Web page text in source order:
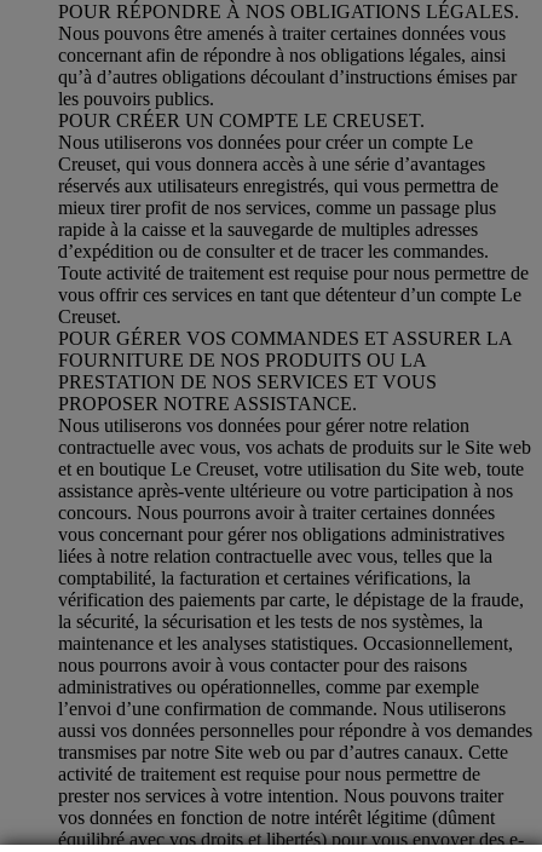
POUR RÉPONDRE À NOS OBLIGATIONS LÉGALES.
Nous pouvons être amenés à traiter certaines données vous
concernant afin de répondre à nos obligations légales, ainsi
qu’à d’autres obligations découlant d’instructions émises par
les pouvoirs publics.
POUR CRÉER UN COMPTE LE CREUSET.
Nous utiliserons vos données pour créer un compte Le
Creuset, qui vous donnera accès à une série d’avantages
réservés aux utilisateurs enregistrés, qui vous permettra de
mieux tirer profit de nos services, comme un passage plus
rapide à la caisse et la sauvegarde de multiples adresses
d’expédition ou de consulter et de tracer les commandes.
Toute activité de traitement est requise pour nous permettre de
vous offrir ces services en tant que détenteur d’un compte Le
Creuset.
POUR GÉRER VOS COMMANDES ET ASSURER LA
FOURNITURE DE NOS PRODUITS OU LA
PRESTATION DE NOS SERVICES ET VOUS
PROPOSER NOTRE ASSISTANCE.
Nous utiliserons vos données pour gérer notre relation
contractuelle avec vous, vos achats de produits sur le Site web
et en boutique Le Creuset, votre utilisation du Site web, toute
assistance après-vente ultérieure ou votre participation à nos
concours. Nous pourrons avoir à traiter certaines données
vous concernant pour gérer nos obligations administratives
liées à notre relation contractuelle avec vous, telles que la
comptabilité, la facturation et certaines vérifications, la
vérification des paiements par carte, le dépistage de la fraude,
la sécurité, la sécurisation et les tests de nos systèmes, la
maintenance et les analyses statistiques. Occasionnellement,
nous pourrons avoir à vous contacter pour des raisons
administratives ou opérationnelles, comme par exemple
l’envoi d’une confirmation de commande. Nous utiliserons
aussi vos données personnelles pour répondre à vos demandes
transmises par notre Site web ou par d’autres canaux. Cette
activité de traitement est requise pour nous permettre de
prester nos services à votre intention. Nous pouvons traiter
vos données en fonction de notre intérêt légitime (dûment
équilibré avec vos droits et libertés) pour vous envoyer des e-